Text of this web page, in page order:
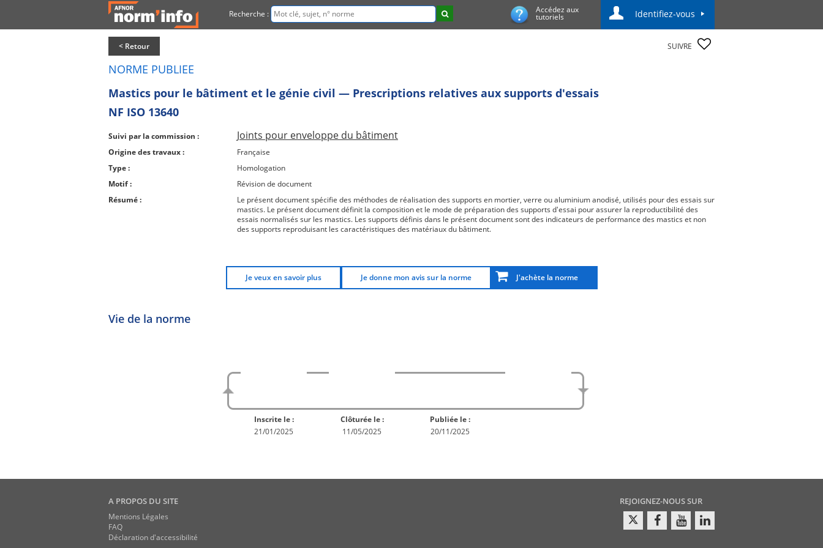
Recherche : Accédez aux
tutoriels Identifiez-vous
< Retour SUIVRE
NORME PUBLIEE
Mastics pour le bâtiment et le génie civil — Prescriptions relatives aux supports d'essais
NF ISO 13640
Suivi par la commission : Joints pour enveloppe du bâtiment
Origine des travaux :
Française
Type :
Homologation
Motif :
Révision de document
Résumé :
Le présent document spécifie des méthodes de réalisation des supports en mortier, verre ou aluminium anodisé, utilisés pour des essais sur
mastics. Le présent document définit la composition et le mode de préparation des supports d'essai pour assurer la reproductibilité des
essais normalisés sur les mastics. Les supports définis dans le présent document sont des indicateurs de performance des mastics et non
des supports reproduisant les caractéristiques des matériaux du bâtiment.
Je veux en savoir plus Je donne mon avis sur la norme J'achète la norme
Vie de la norme
Inscrite le :
21/01/2025
Clôturée le :
11/05/2025
Publiée le :
20/11/2025
A PROPOS DU SITE
Mentions Légales
FAQ
Déclaration d'accessibilité
REJOIGNEZ-NOUS SUR